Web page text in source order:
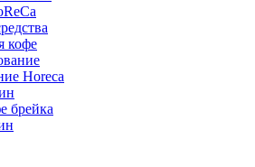
кофе
Horeca
брейка